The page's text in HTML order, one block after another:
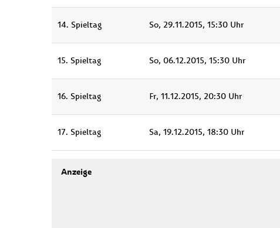
14. Spieltag So, 29.11.2015, 15:30 Uhr
15. Spieltag So, 06.12.2015, 15:30 Uhr
16. Spieltag Fr, 11.12.2015, 20:30 Uhr
17. Spieltag Sa, 19.12.2015, 18:30 Uhr